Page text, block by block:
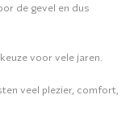
de gevel en dus
voor vele jaren.
veel plezier, comfort,